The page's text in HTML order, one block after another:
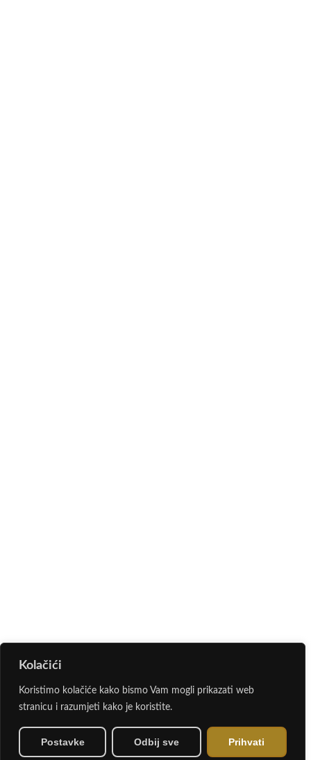
Kolačići
Koristimo kolačiće kako bismo Vam mogli prikazati web
stranicu i razumjeti kako je koristite.
Postavke Odbij sve Prihvati